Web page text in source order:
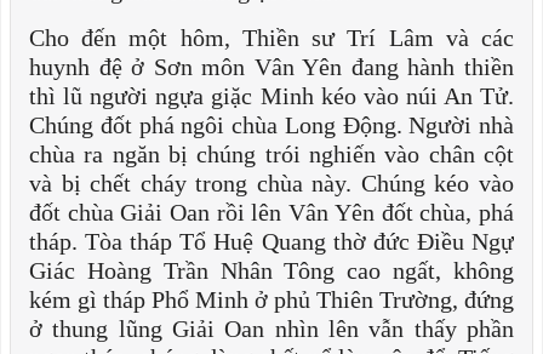
Cho đến một hôm, Thiền sư Trí Lâm và các
huynh đệ ở Sơn môn Vân Yên đang hành thiền
thì lũ người ngựa giặc Minh kéo vào núi An Tử.
Chúng đốt phá ngôi chùa Long Động. Người nhà
chùa ra ngăn bị chúng trói nghiến vào chân cột
và bị chết cháy trong chùa này. Chúng kéo vào
đốt chùa Giải Oan rồi lên Vân Yên đốt chùa, phá
tháp. Tòa tháp Tổ Huệ Quang thờ đức Điều Ngự
Giác Hoàng Trần Nhân Tông cao ngất, không
kém gì tháp Phổ Minh ở phủ Thiên Trường, đứng
ở thung lũng Giải Oan nhìn lên vẫn thấy phần